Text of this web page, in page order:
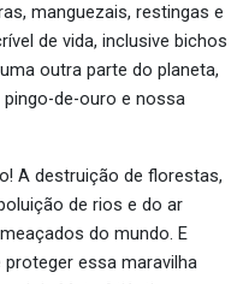
manguezais, restingas e
de vida, inclusive bichos
outra parte do planeta,
de-ouro e nossa
A destruição de florestas,
de rios e do ar
do mundo. E
essa maravilha